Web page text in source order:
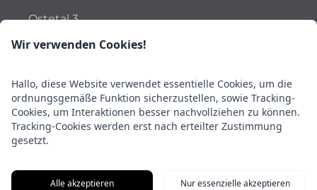
Ostetal 3
Matthias Reith Stellvertretender
Ortsbrandmeister Luca Schmellekamp
Wichtiges
Datenschutzerklärung
Wir verwenden Cookies!
Hallo, diese Website verwendet essentielle Cookies, um die
ordnungsgemäße Funktion sicherzustellen, sowie Tracking-
Cookies, um Interaktionen besser nachvollziehen zu können.
Tracking-Cookies werden erst nach erteilter Zustimmung
gesetzt.
Alle akzeptieren Nur essenzielle akzeptieren